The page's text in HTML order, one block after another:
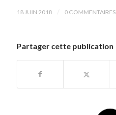
18 JUIN 2018 0 COMMENTAIRES
Partager cette publication